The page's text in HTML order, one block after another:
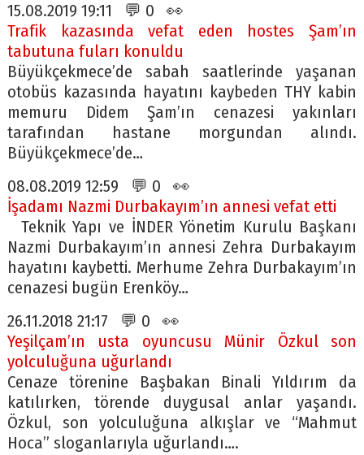
15.08.2019 19:11 💬 0 👀
Trafik kazasında vefat eden hostes Şam’ın
tabutuna fuları konuldu
Büyükçekmece’de sabah saatlerinde yaşanan
otobüs kazasında hayatını kaybeden THY kabin
memuru Didem Şam’ın cenazesi yakınları
tarafından hastane morgundan alındı.
Büyükçekmece’de…
08.08.2019 12:59 💬 0 👀
İşadamı Nazmi Durbakayım’ın annesi vefat etti
Teknik Yapı ve İNDER Yönetim Kurulu Başkanı
Nazmi Durbakayım’ın annesi Zehra Durbakayım
hayatını kaybetti. Merhume Zehra Durbakayım’ın
cenazesi bugün Erenköy…
26.11.2018 21:17 💬 0 👀
Yeşilçam’ın usta oyuncusu Münir Özkul son
yolculuğuna uğurlandı
Cenaze törenine Başbakan Binali Yıldırım da
katılırken, törende duygusal anlar yaşandı.
Özkul, son yolculuğuna alkışlar ve “Mahmut
Hoca” sloganlarıyla uğurlandı….